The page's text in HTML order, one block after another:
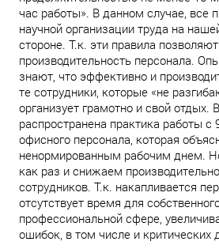
час работы». В данном случае, все
научной организации труда на
стороне. Т.к. эти правила
производительность персонала.
знают, что эффективно и
те сотрудники, которые «не
организует грамотно и свой отдых.
распространена практика работы с
офисного персонала, которая
ненормированным рабочим днем.
как раз и снижаем
сотрудников. Т.к. накапливается
отсутствует время для
профессиональной сфере,
ошибок, в том числе и критических